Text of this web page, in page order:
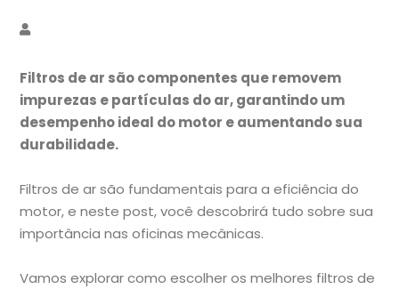
Filtros de ar são componentes que removem
impurezas e partículas do ar, garantindo um
desempenho ideal do motor e aumentando sua
durabilidade.
Filtros de ar são fundamentais para a eficiência do
motor, e neste post, você descobrirá tudo sobre sua
importância nas oficinas mecânicas.
Vamos explorar como escolher os melhores filtros de